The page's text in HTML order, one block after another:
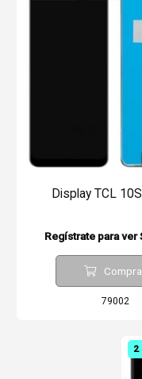
Display TCL
Regístrate para ver
79002
2